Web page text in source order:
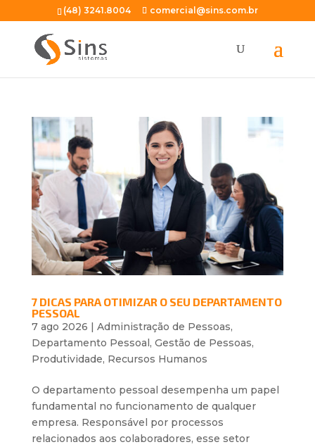
(48) 3241.8004 comercial@sins.com.br
7 DICAS PARA OTIMIZAR O SEU DEPARTAMENTO
PESSOAL
7 ago 2026 Administração de Pessoas,
Departamento Pessoal , Gestão de Pessoas,
Produtividade, Recursos Humanos
O departamento pessoal desempenha um papel
fundamental no funcionamento de qualquer
empresa. Responsável por processos
relacionados aos colaboradores, esse setor